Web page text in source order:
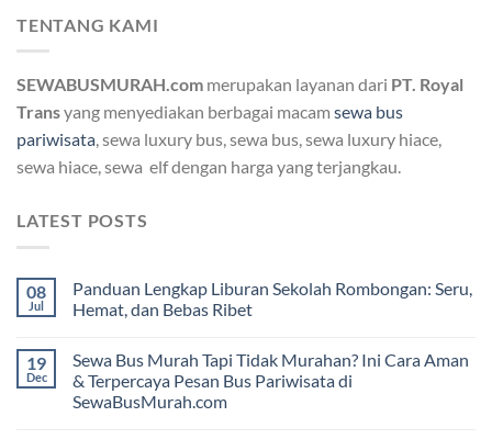
TENTANG KAMI
SEWABUSMURAH.com merupakan layanan dari PT. Royal
Transyang menyediakan berbagai macam sewa bus
pariwisata, sewa luxury bus, sewa bus, sewa luxury hiace,
sewa hiace, sewa elf dengan harga yang terjangkau.
LATEST POSTS
08
Jul
Panduan Lengkap Liburan Sekolah Rombongan: Seru,
Hemat, dan Bebas Ribet
19
Dec
Sewa Bus Murah Tapi Tidak Murahan? Ini Cara Aman
& Terpercaya Pesan Bus Pariwisata di
SewaBusMurah.com